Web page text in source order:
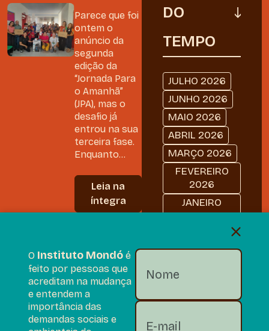
Parece que foi
ontem o
anúncio da
segunda
edição da
“Jornada Para
o Amanhã”
(JPA), mas o
desafio já
entrou na sua
terceira fase.
Enquanto...
Leia na
íntegra
DO
TEMPO
JULHO 2026
JUNHO 2026
MAIO 2026
ABRIL 2026
MARÇO 2026
FEVEREIRO
2026
JANEIRO
2026
2025
OUTUBRO
SETEMBRO
O Instituto Mondó é
feito por pessoas que
acreditam na mudança
e entendem a
importância das
demandas sociais e